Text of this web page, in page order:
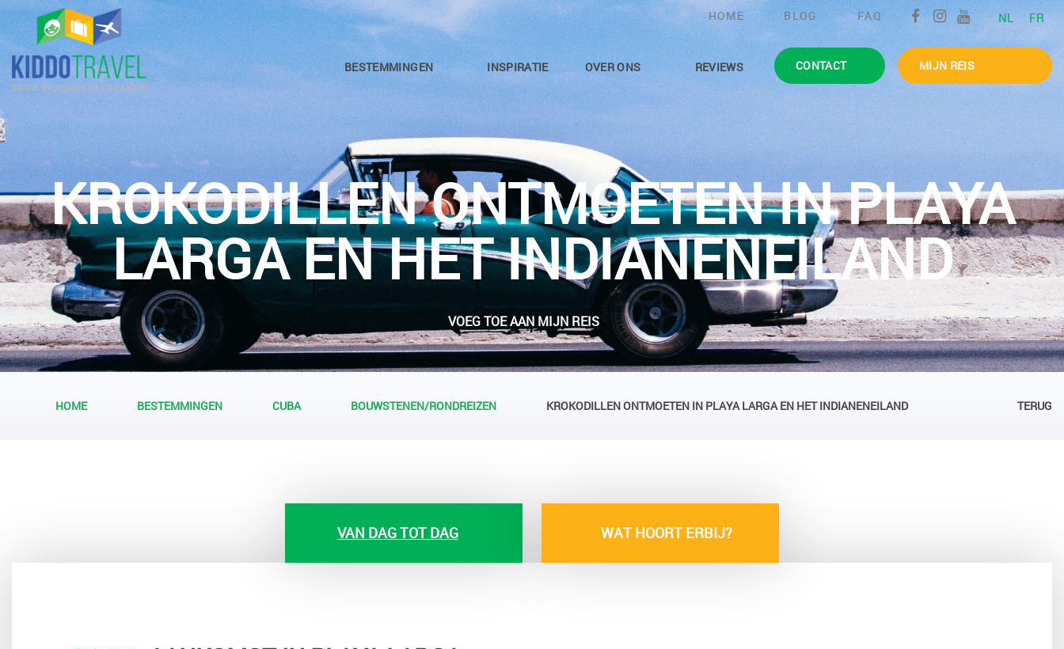
HOME BLOG FAQ NL FR
BESTEMMINGEN INSPIRATIE OVER ONS REVIEWS CONTACT MIJN REIS
KROKODILLEN ONTMOETEN IN PLAYA
LARGA EN HET INDIANENEILAND
VOEG TOE AAN MIJN REIS
HOME BESTEMMINGEN CUBA BOUWSTENEN/RONDREIZEN KROKODILLEN ONTMOETEN IN PLAYA LARGA EN HET INDIANENEILAND TERUG
VAN DAG TOT DAG WAT HOORT ERBIJ?